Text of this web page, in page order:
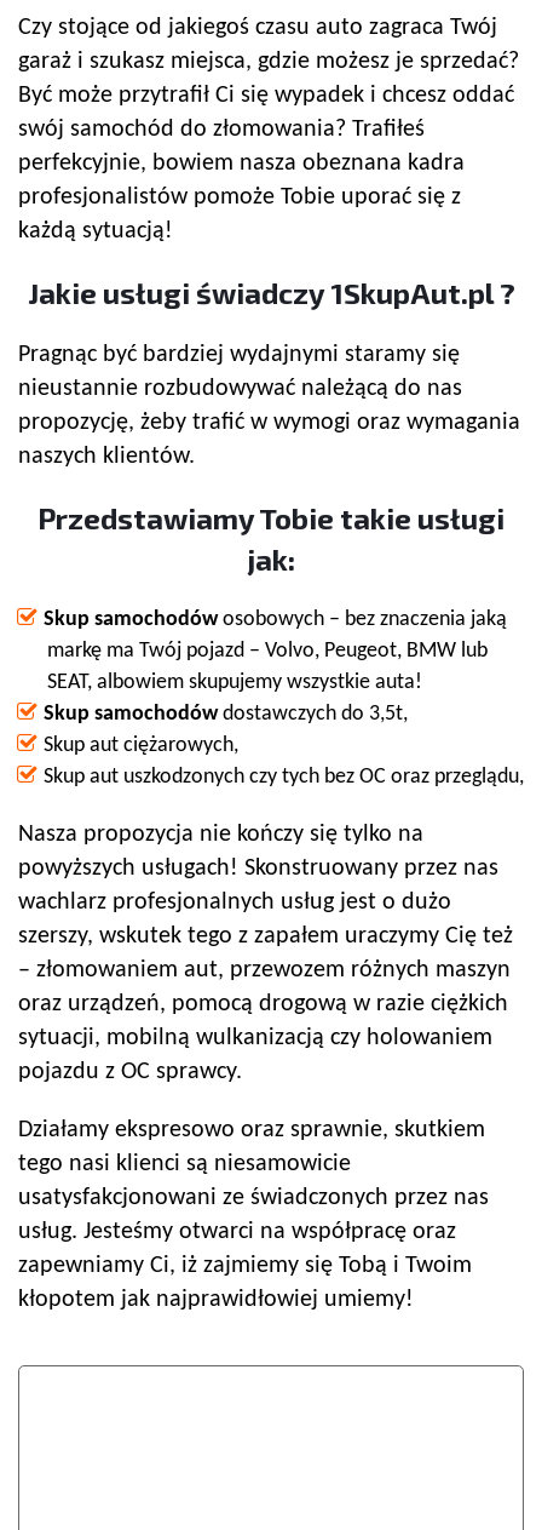
Czy stojące od jakiegoś czasu auto zagraca Twój
garaż i szukasz miejsca, gdzie możesz je sprzedać?
Być może przytrafił Ci się wypadek i chcesz oddać
swój samochód do złomowania? Trafiłeś
perfekcyjnie, bowiem nasza obeznana kadra
profesjonalistów pomoże Tobie uporać się z
każdą sytuacją!
Jakie usługi świadczy 1SkupAut.pl ?
Pragnąc być bardziej wydajnymi staramy się
nieustannie rozbudowywać należącą do nas
propozycję, żeby trafić w wymogi oraz wymagania
naszych klientów.
Przedstawiamy Tobie takie usługi
jak:
Skup samochodówosobowych – bez znaczenia jaką
markę ma Twój pojazd – Volvo, Peugeot, BMW lub
SEAT, albowiem skupujemy wszystkie auta!
Skup samochodówdostawczych do 3,5t,
Skup aut ciężarowych,
Skup aut uszkodzonych czy tych bez OC oraz przeglądu,
Nasza propozycja nie kończy się tylko na
powyższych usługach! Skonstruowany przez nas
wachlarz profesjonalnych usług jest o dużo
szerszy, wskutek tego z zapałem uraczymy Cię też
– złomowaniem aut, przewozem różnych maszyn
oraz urządzeń, pomocą drogową w razie ciężkich
sytuacji, mobilną wulkanizacją czy holowaniem
pojazdu z OC sprawcy.
Działamy ekspresowo oraz sprawnie, skutkiem
tego nasi klienci są niesamowicie
usatysfakcjonowani ze świadczonych przez nas
usług. Jesteśmy otwarci na współpracę oraz
zapewniamy Ci, iż zajmiemy się Tobą i Twoim
kłopotem jak najprawidłowiej umiemy!